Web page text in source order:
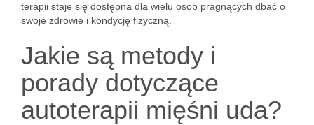
terapii staje się dostępna dla wielu osób pragnących dbać o
swoje zdrowie i kondycję fizyczną.
Jakie są metody i
porady dotyczące
autoterapii mięśni uda?